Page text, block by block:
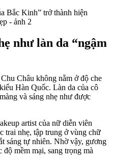
như làn da “ngậm
Châu không nằm ở độ che
Hàn Quốc. Làn da của cô
và sáng nhẹ như được
artist của nữ diễn viên
trai nhẹ, tập trung ở vùng chữ
sáng tự nhiên. Nhờ vậy, gương
mềm mại, sang trọng mà